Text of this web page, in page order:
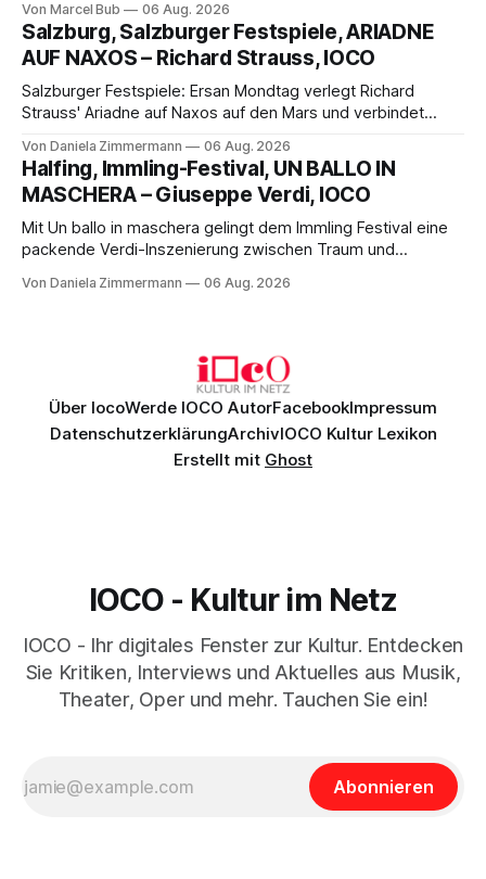
eine bildgewaltige Inszenierung, Maxime Pascal entfaltet
die komplexe Partitur eindrucksvoll, Philippe Sly berührt als
Franziskus.
Von Marcel Bub 06 Aug. 2026
Salzburg, Salzburger Festspiele, ARIADNE
AUF NAXOS – Richard Strauss, IOCO
Salzburger Festspiele: Ersan Mondtag verlegt Richard
Strauss' Ariadne auf Naxos auf den Mars und verbindet
Aufführung mit starken Solisten und den Wiener
Philharmonikern, szenisch bleibt der zweite Akt jedoch
hinter den Erwartungen zurück.
Von Daniela Zimmermann 06 Aug. 2026
Halfing, Immling-Festival, UN BALLO IN
MASCHERA – Giuseppe Verdi, IOCO
Mit Un ballo in maschera gelingt dem Immling Festival eine
packende Verdi-Inszenierung zwischen Traum und
psychologische Tiefe mit starken Bildern, getragen von
Von Daniela Zimmermann 06 Aug. 2026
Über IocoWerde IOCO AutorFacebookImpressum
DatenschutzerklärungArchivIOCO Kultur Lexikon
Erstellt mit Ghost
IOCO - Kultur im Netz
IOCO - Ihr digitales Fenster zur Kultur. Entdecken
Sie Kritiken, Interviews und Aktuelles aus Musik,
Theater, Oper und mehr. Tauchen Sie ein!
Abonnieren